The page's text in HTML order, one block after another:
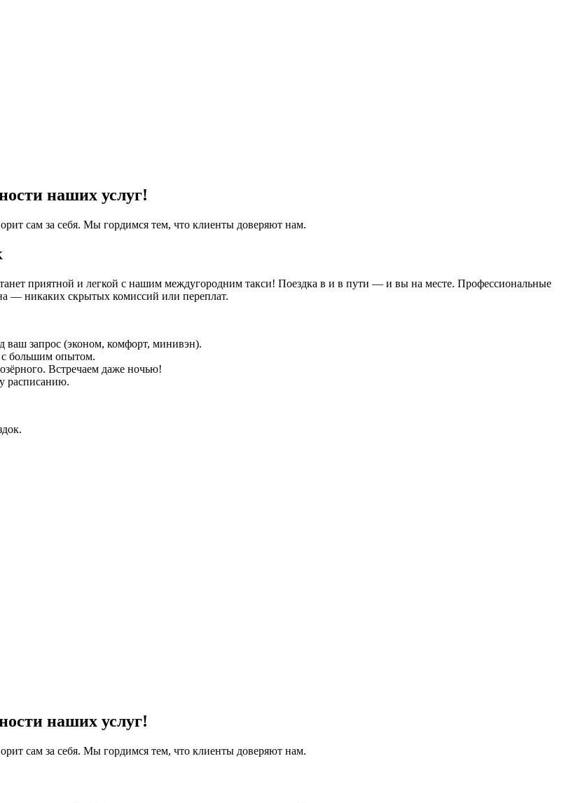
наших услуг!
сам за себя. Мы гордимся тем, что клиенты доверяют нам.
приятной и легкой с нашим междугородним такси! Поездка в и в пути — и вы на месте. Профессиональные
— никаких скрытых комиссий или переплат.
ваш запрос (эконом, комфорт, минивэн).
с большим опытом.
Встречаем даже ночью!
расписанию.
наших услуг!
сам за себя. Мы гордимся тем, что клиенты доверяют нам.